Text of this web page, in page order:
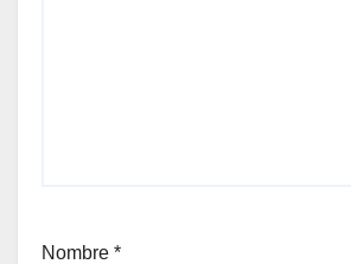
Nombre *